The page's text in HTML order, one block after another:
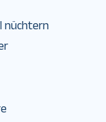
nüchtern